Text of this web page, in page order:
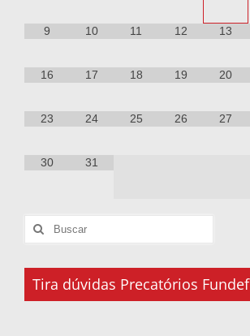
9 10 11 12 13
16 17 18 19 20
23 24 25 26 27
30 31
Tira dúvidas Precatórios Fundef